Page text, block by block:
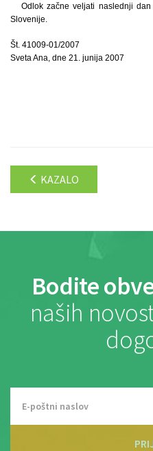
Odlok začne veljati naslednji
Slovenije.
Št. 41009-01/2007
Sveta Ana, dne 21. junija 2007
KAZALO
Bodite
naših